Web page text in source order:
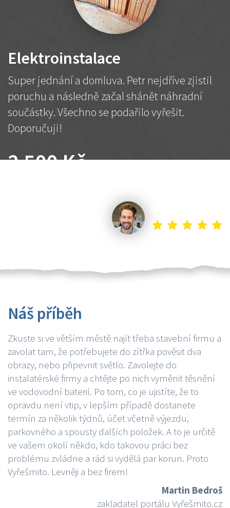
Elektroinstalace
Super jednání a domluva. Petr nejdříve zjistil
poruchu a následně začal shánět náhradní
součástky. Všechno se podařilo vyřešit.
Doporučuji!
2 500 Kč
Náš příběh
Zkuste si ve větším městě najít třeba stavební firmu a
zavolat tam, že potřebujete do zítřka pověsit dva
obrazy, nebo připevnit světlo. Zavolejte do
instalatérské firmy a chtějte po nich vyměnit těsnění
ve vodovodní baterií. Po tom, co je ujistíte, že to
opravdu není vtip, v lepším případě dostanete
termín za několik týdnů, účet včetně výjezdu,
parkovného a spousty dalších položek. A to je určitě
ve vašem okolí někdo, kdo takovou práci bez
problému zvládne a rád si vydělá par korun. Proto
Vyřešmito. Levněji a bez firem!
Martin Bedroš
zakladatel portálu Vyřešmito.cz